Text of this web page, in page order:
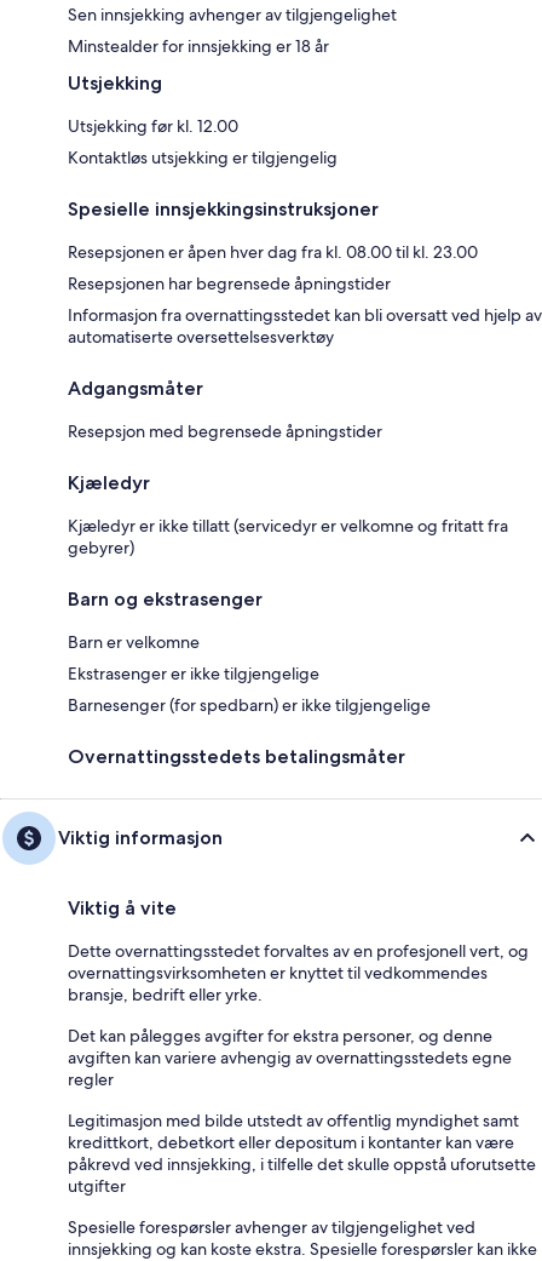
Sen innsjekking avhenger av tilgjengelighet
Minstealder for innsjekking er 18 år
Utsjekking
Utsjekking før kl. 12.00
Kontaktløs utsjekking er tilgjengelig
Spesielle innsjekkingsinstruksjoner
Resepsjonen er åpen hver dag fra kl. 08.00 til kl. 23.00
Resepsjonen har begrensede åpningstider
Informasjon fra overnattingsstedet kan bli oversatt ved hjelp av
automatiserte oversettelsesverktøy
Adgangsmåter
Resepsjon med begrensede åpningstider
Kjæledyr
Kjæledyr er ikke tillatt (servicedyr er velkomne og fritatt fra
gebyrer)
Barn og ekstrasenger
Barn er velkomne
Ekstrasenger er ikke tilgjengelige
Barnesenger (for spedbarn) er ikke tilgjengelige
Overnattingsstedets betalingsmåter
Viktig informasjon
Viktig å vite
Dette overnattingsstedet forvaltes av en profesjonell vert, og
overnattingsvirksomheten er knyttet til vedkommendes
bransje, bedrift eller yrke.
Det kan pålegges avgifter for ekstra personer, og denne
avgiften kan variere avhengig av overnattingsstedets egne
regler
Legitimasjon med bilde utstedt av offentlig myndighet samt
kredittkort, debetkort eller depositum i kontanter kan være
påkrevd ved innsjekking, i tilfelle det skulle oppstå uforutsette
utgifter
Spesielle forespørsler avhenger av tilgjengelighet ved
innsjekking og kan koste ekstra. Spesielle forespørsler kan ikke